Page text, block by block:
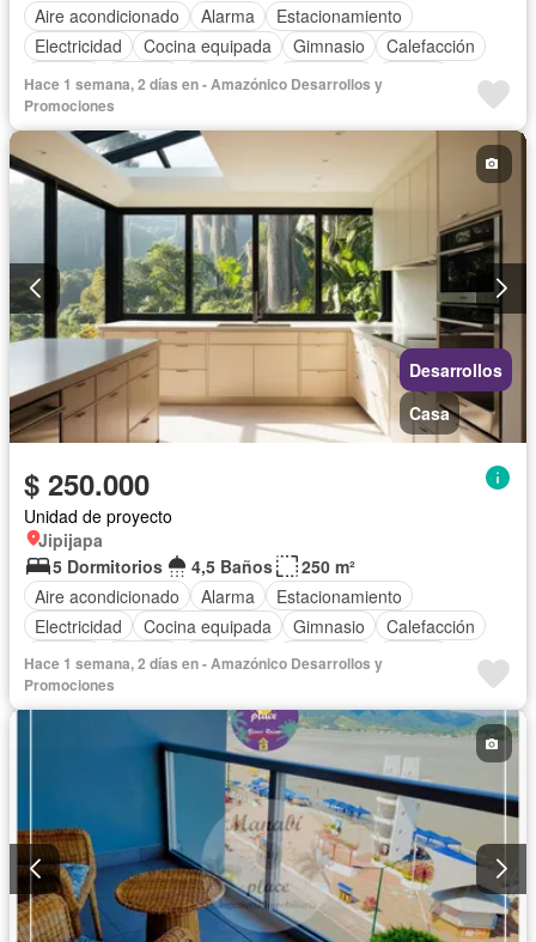
Aire acondicionado
Alarma
Estacionamiento
Electricidad
Cocina equipada Gimnasio
Calefacción
Internet
Jacuzzi Biblioteca Seguridad
Cancha de tenis
Hace 1 semana, 2 días en - Amazónico Desarrollos y
Promociones
Desarrollos
Casa
$ 250.000
Unidad de proyecto
Jipijapa
5 Dormitorios
4,5 Baños
250 m²
Aire acondicionado
Alarma
Estacionamiento
Electricidad
Cocina equipada Gimnasio
Calefacción
Internet
Jacuzzi Biblioteca Seguridad
Cancha de tenis
Completamente amoblado
Hace 1 semana, 2 días en - Amazónico Desarrollos y
Promociones